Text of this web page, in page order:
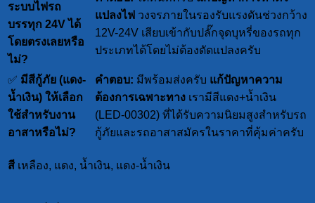
ระบบไฟรถ
บรรทุก 24V ได้
โดยตรงเลยหรือ
ไม่?
แปลงไฟ วงจรภายในรองรับแรงดันช่วงกว้าง
12V-24V เสียบเข้ากับปลั๊กจุดบุหรี่ของรถทุก
ประเภทได้โดยไม่ต้องดัดแปลงครับ
✅ มีสีกู้ภัย (แดง-
น้ำเงิน) ให้เลือก
ใช้สำหรับงาน
อาสาหรือไม่?
คำตอบ: มีพร้อมส่งครับ แก้ปัญหาความ
ต้องการเฉพาะทาง เรามีสีแดง+น้ำเงิน
(LED-00302) ที่ได้รับความนิยมสูงสำหรับรถ
กู้ภัยและรถอาสาสมัครในราคาที่คุ้มค่าครับ
สี เหลือง, แดง, น้ำเงิน, แดง-น้ำเงิน